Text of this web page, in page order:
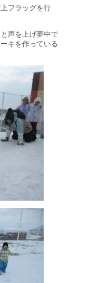
フラッグを行
声を上げ夢中で
キを作っている